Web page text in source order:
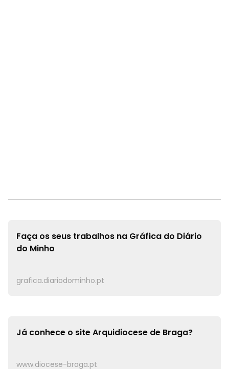
Faça os seus trabalhos na Gráfica do Diário
do Minho
grafica.diariodominho.pt
Já conhece o siteArquidiocese de Braga?
www.diocese-braga.pt